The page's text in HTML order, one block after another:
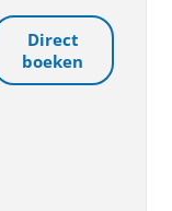
Direct
boeken